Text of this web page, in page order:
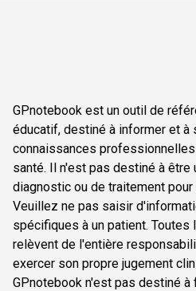
GPnotebook est un outil de
éducatif, destiné à informer et à
connaissances
santé. Il n'est pas destiné à
diagnostic ou de traitement
Veuillez ne pas saisir
spécifiques à un patient.
relèvent de l'entière
exercer son propre jugement
GPnotebook n'est pas destiné à